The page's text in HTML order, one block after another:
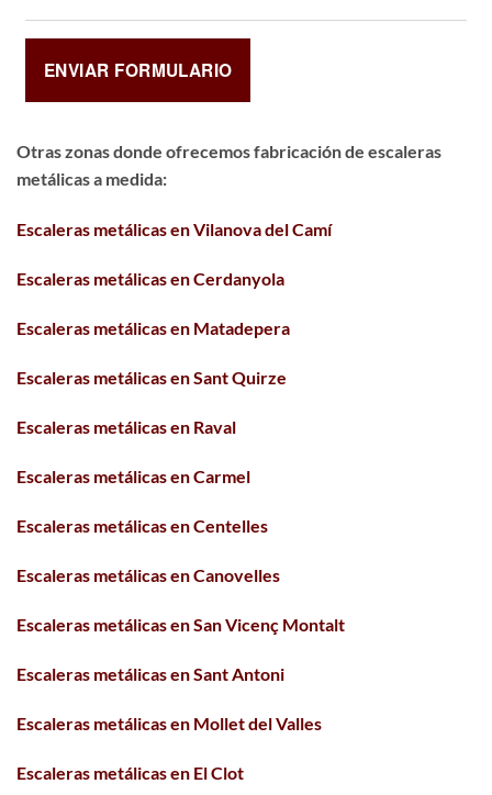
Otras zonas donde ofrecemos fabricación de escaleras
metálicas a medida:
Escaleras metálicas en Vilanova del Camí
Escaleras metálicas en Cerdanyola
Escaleras metálicas en Matadepera
Escaleras metálicas en Sant Quirze
Escaleras metálicas en Raval
Escaleras metálicas en Carmel
Escaleras metálicas en Centelles
Escaleras metálicas en Canovelles
Escaleras metálicas en San Vicenç Montalt
Escaleras metálicas en Sant Antoni
Escaleras metálicas en Mollet del Valles
Escaleras metálicas en El Clot